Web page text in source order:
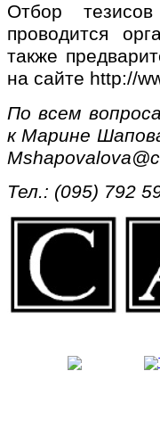
Отбор
проводится
также
на сайте http://
По всем
к Марине
Тел.: (095) 792